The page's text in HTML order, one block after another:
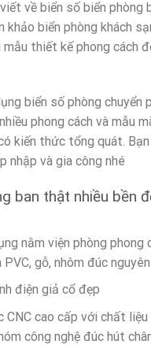
về biển số biển phòng
khảo biển phòng khách
mẫu thiết kế phong cách
biển số phòng chuyển
phong cách và mẫu
kiến thức tổng quát.
nhập và gia công nhé
ban thật nhiều bền
nằm viện phòng phong
gỗ, nhôm đúc
điện giả cổ đẹp
CNC cao cấp với chất
công nghệ đúc hút